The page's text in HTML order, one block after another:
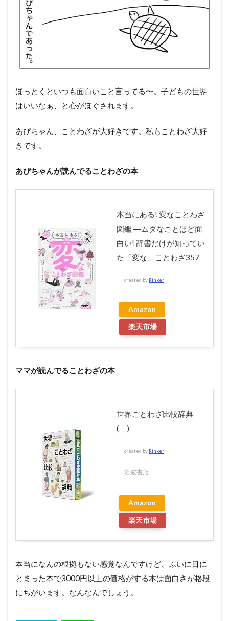
ほっとくといつも面白いこと言ってる〜。子どもの世界
はいいなぁ、と心がほぐされます。
あぴちゃん、ことわざが大好きです。私もことわざ大好
きです。
あぴちゃんが読んでることわざの本
本当にある! 変なことわざ
図鑑 ―ムダなことほど面
白い! 辞書だけが知ってい
た「変な」ことわざ357
created by Rinker
Amazon
楽天市場
ママが読んでることわざの本
世界ことわざ比較辞典
( )
created by Rinker
岩波書店
Amazon
楽天市場
本当になんの根拠もない感覚なんですけど、ふいに目に
とまった本で3000円以上の価格がする本は面白さが格段
にちがいます。なんなんでしょう。